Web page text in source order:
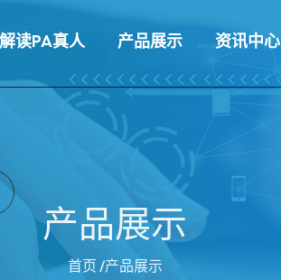
解读PA真人 产品展示 资讯中心
产品展示
首页 /产品展示